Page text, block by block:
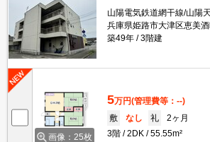
山陽電気鉄道網干線/山陽
兵庫県姫路市大津区恵美酒
築49年
3階建
画像：25枚
5万円(管理費等：--)
敷
なし 礼
2ヶ月
3階
2DK 55.55m²